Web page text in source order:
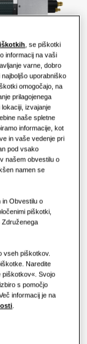
, se piškotki
informacij na vaši
varne, dobro
uporabniško
omogočajo, na
prilagojenega
izvajanje
naše spletne
informacije, kot
in vaše vedenje pri
pod vsako
našem obvestilu o
namen se
in Obvestilu o
piškotki,
Združenega
vseh piškotkov.
Naredite
piškotkov«. Svojo
s pomočjo
informacij je na